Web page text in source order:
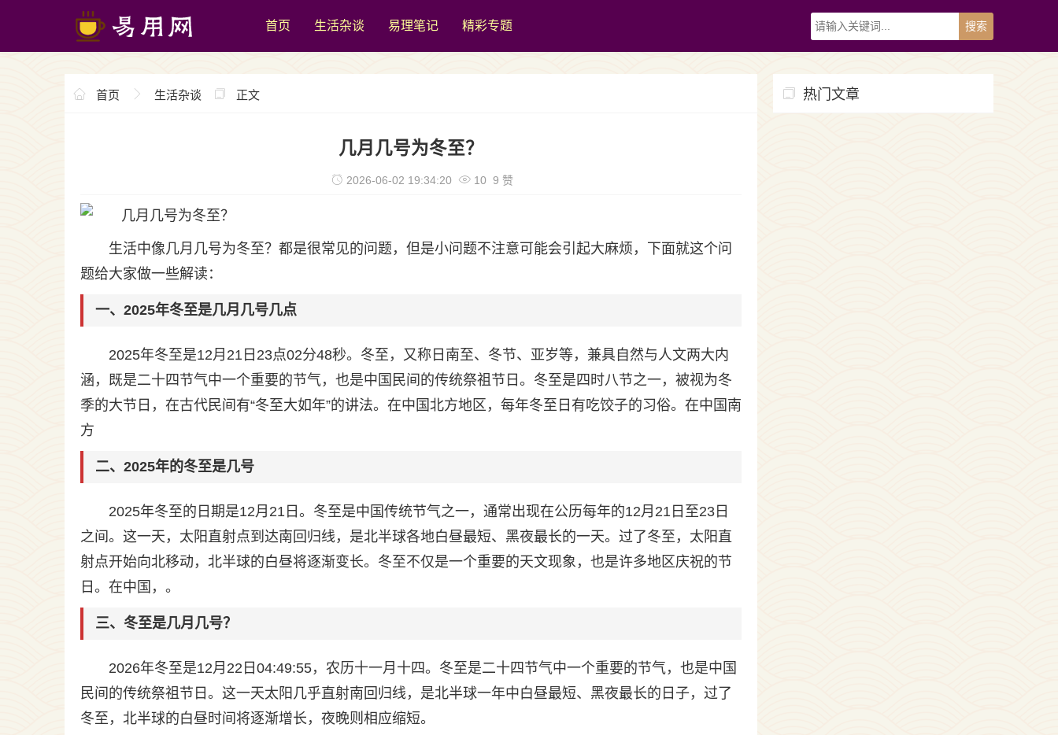
首页 生活杂谈 易理笔记 精彩专题
首页 生活杂谈 正文
几月几号为冬至？
2026-06-02 19:34:20 10 9 赞
生活中像几月几号为冬至？都是很常见的问题，但是小问题不注意可能会引起大麻烦，下面就这个问
题给大家做一些解读：
一、2025年冬至是几月几号几点
2025年冬至是12月21日23点02分48秒。冬至，又称日南至、冬节、亚岁等，兼具自然与人文两大内
涵，既是二十四节气中一个重要的节气，也是中国民间的传统祭祖节日。冬至是四时八节之一，被视为冬
季的大节日，在古代民间有“冬至大如年”的讲法。在中国北方地区，每年冬至日有吃饺子的习俗。在中国南
方
二、2025年的冬至是几号
2025年冬至的日期是12月21日。冬至是中国传统节气之一，通常出现在公历每年的12月21日至23日
之间。这一天，太阳直射点到达南回归线，是北半球各地白昼最短、黑夜最长的一天。过了冬至，太阳直
射点开始向北移动，北半球的白昼将逐渐变长。冬至不仅是一个重要的天文现象，也是许多地区庆祝的节
日。在中国，。
三、冬至是几月几号？
2026年冬至是12月22日04:49:55，农历十一月十四。冬至是二十四节气中一个重要的节气，也是中国
民间的传统祭祖节日。这一天太阳几乎直射南回归线，是北半球一年中白昼最短、黑夜最长的日子，过了
冬至，北半球的白昼时间将逐渐增长，夜晚则相应缩短。
热门文章